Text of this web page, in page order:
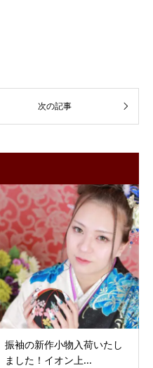
振袖の新作小物入荷いたし
ました！イオン上...